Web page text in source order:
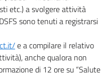
etc.) a svolgere attività
sono tenuti a registrarsi
e a compilare il relativo
anche qualora non
di 12 ore su “Salute